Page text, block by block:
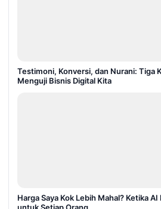
Testimoni, Konversi, dan Nurani: Tiga
Menguji Bisnis Digital Kita
Harga Saya Kok Lebih Mahal? Ketika